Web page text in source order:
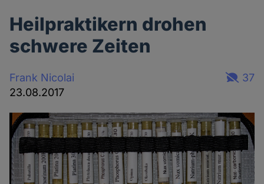
Heilpraktikern drohen
schwere Zeiten
Frank Nicolai
23.08.2017
37